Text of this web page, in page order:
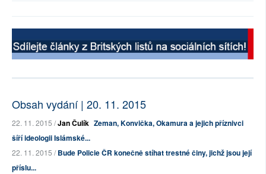
Obsah vydání | 20. 11. 2015
22. 11. 2015 /Jan Čulík Zeman, Konvička, Okamura a jejich příznivci
šíří ideologii Islámské...
22. 11. 2015 /Bude Policie ČR konečně stíhat trestné činy, jichž jsou její
příslu...